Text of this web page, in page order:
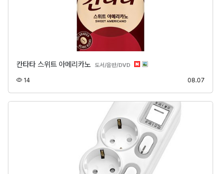
칸타타 스위트 아메리카노 도서/음반/DVD분류
14조회 08.07